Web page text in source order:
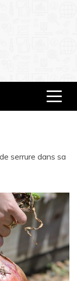
serrure dans sa